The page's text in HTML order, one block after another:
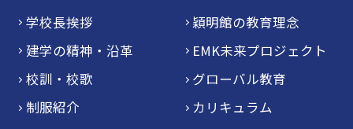
学校長挨拶
建学の精神・沿革
校訓・校歌
制服紹介
穎明館の教育理念
EMK未来プロジェクト
グローバル教育
カリキュラム